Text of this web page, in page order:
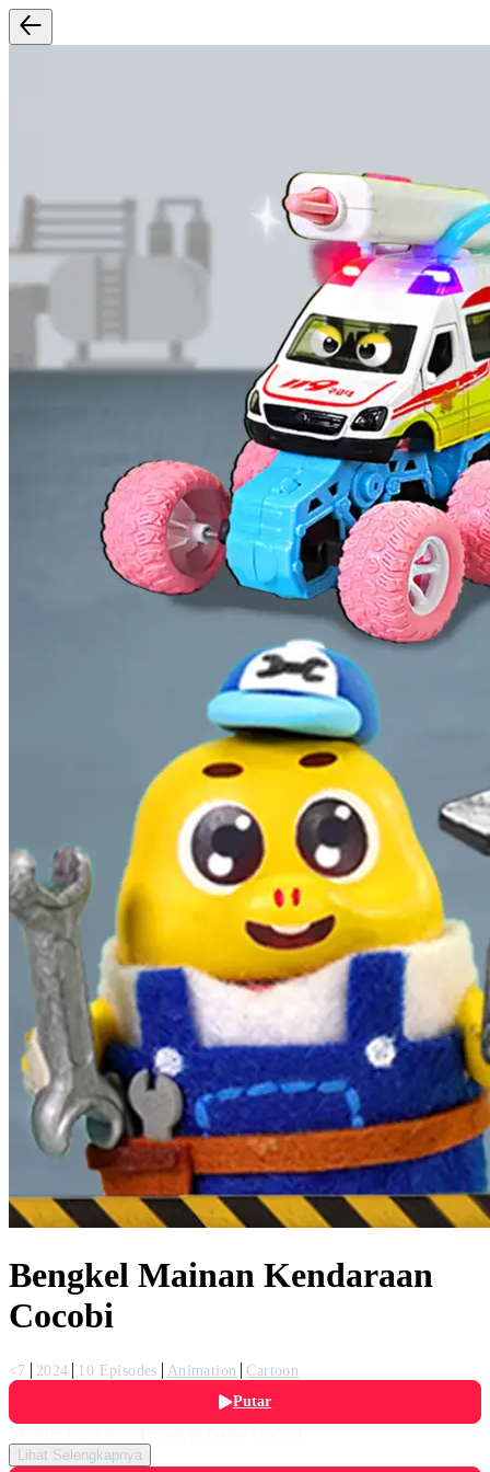
Bengkel Mainan Kendaraan
Cocobi
<7 2024 10 Episodes Animation
Cartoon
Putar
Lihat Selengkapnya